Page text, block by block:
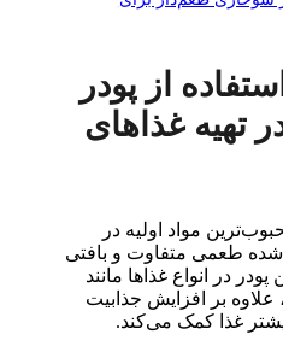
از پودر
تهیه غذاهای
مواد اولیه در
طعمی متفاوت و بافتی
در انواع غذاها مانند
بر افزایش جذابیت
غذا کمک می‌کند.